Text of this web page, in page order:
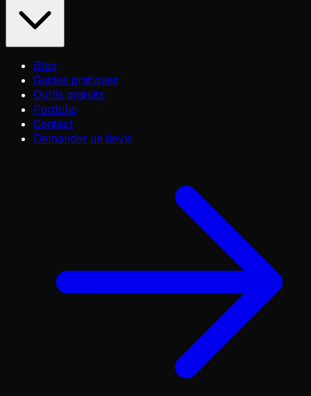
Blog
Guides pratiques
Outils gratuits
Portfolio
Contact
Demander un devis